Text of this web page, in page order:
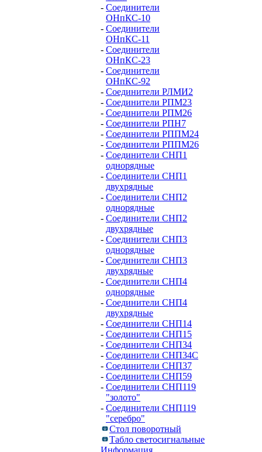
- Соединители
ОНпКС-10
- Соединители
ОНпКС-11
- Соединители
ОНпКС-23
- Соединители
ОНпКС-92
- Соединители РЛМИ2
- Соединители РПМ23
- Соединители РПМ26
- Соединители РПН7
- Соединители РППМ24
- Соединители РППМ26
- Соединители СНП1
однорядные
- Соединители СНП1
двухрядные
- Соединители СНП2
однорядные
- Соединители СНП2
двухрядные
- Соединители СНП3
однорядные
- Соединители СНП3
двухрядные
- Соединители СНП4
однорядные
- Соединители СНП4
двухрядные
- Соединители СНП14
- Соединители СНП15
- Соединители СНП34
- Соединители СНП34С
- Соединители СНП37
- Соединители СНП59
- Соединители СНП119
"золото"
- Соединители СНП119
"серебро"
Стол поворотный
Табло светосигнальные
Информация